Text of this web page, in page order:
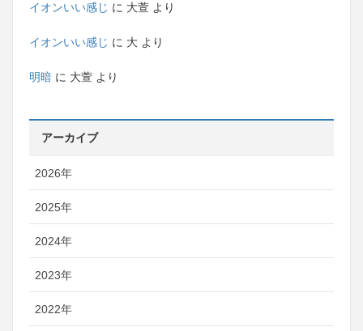
イオンいい感じ に 大萱 より
イオンいい感じ に 大 より
明暗 に 大萱 より
アーカイブ
2026年
2025年
2024年
2023年
2022年